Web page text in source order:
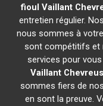
fioul Vaillant
entretien régulier.
nous sommes à
sont compétitifs et
services pour
Vaillant
sommes fiers de
en sont la preuve.